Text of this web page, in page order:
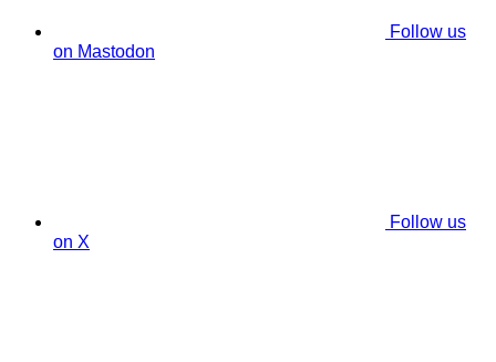
Follow us
on Mastodon
Follow us
on X